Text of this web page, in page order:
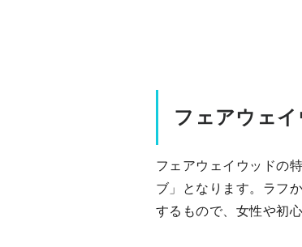
フェアウェ
フェアウェイウッドの
ブ」となります。ラフ
するもので、女性や初